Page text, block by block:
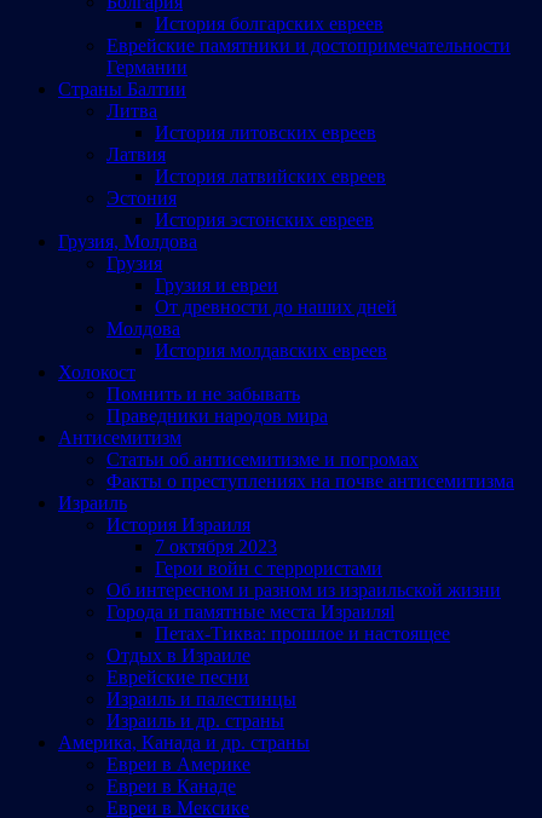
История болгарских евреев
Еврейские памятники и достопримечательности
Германии
Страны Балтии
Литва
История литовских евреев
Латвия
История латвийских евреев
Эстония
История эстонских евреев
Грузия, Молдова
Грузия
Грузия и евреи
От древности до наших дней
Молдова
История молдавских евреев
Холокост
Помнить и не забывать
Праведники народов мира
Антисемитизм
Статьи об антисемитизме и погромах
Факты о преступлениях на почве антисемитизма
Израиль
История Израиля
7 октября 2023
Герои войн с террористами
Об интересном и разном из израильской жизни
Города и памятные места Израиляl
Петах-Тиква: прошлое и настоящее
Отдых в Израиле
Еврейские песни
Израиль и палестинцы
Израиль и др. страны
Америка, Канада и др. страны
Евреи в Америке
Евреи в Канаде
Евреи в Мексике